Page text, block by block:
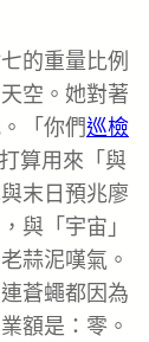
的重量比例
空。她對著
「你們巡檢
算用來「與
末日預兆廖
與「宇宙」
蒜泥嘆氣。
蒼蠅都因為
額是：零。